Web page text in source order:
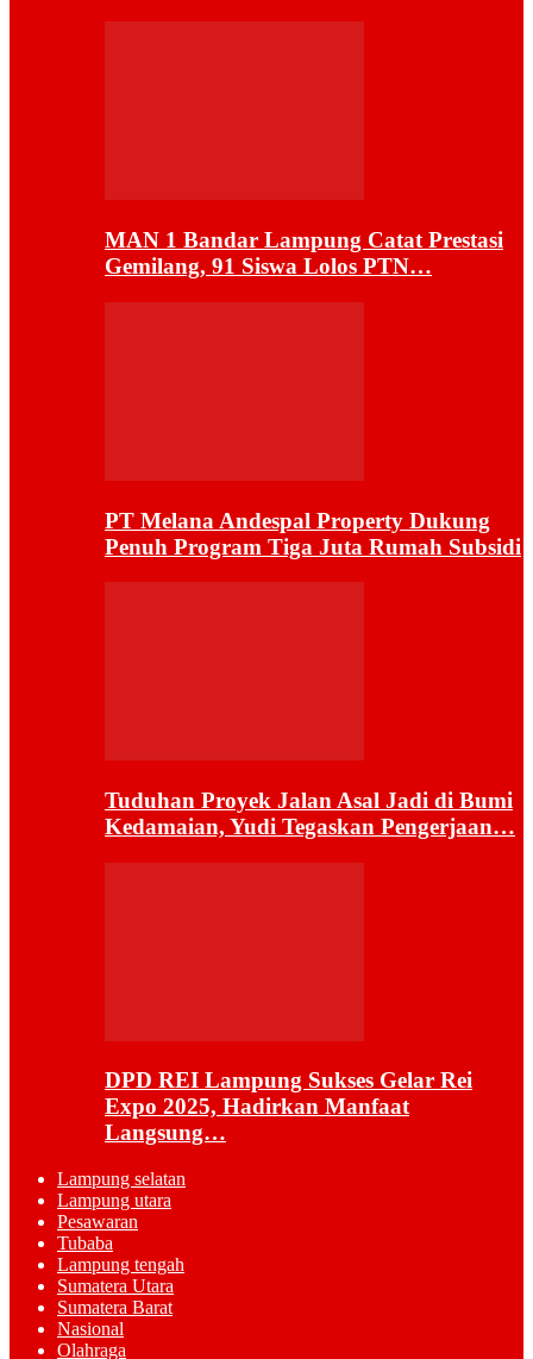
MAN 1 Bandar Lampung Catat Prestasi
Gemilang, 91 Siswa Lolos PTN…
PT Melana Andespal Property Dukung
Penuh Program Tiga Juta Rumah Subsidi
Tuduhan Proyek Jalan Asal Jadi di Bumi
Kedamaian, Yudi Tegaskan Pengerjaan…
DPD REI Lampung Sukses Gelar Rei
Expo 2025, Hadirkan Manfaat
Langsung…
Lampung selatan
Lampung utara
Pesawaran
Tubaba
Lampung tengah
Sumatera Utara
Sumatera Barat
Nasional
Olahraga